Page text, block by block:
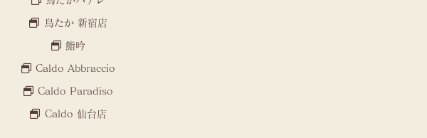
鳥たか 新宿店
鮨吟
Caldo Abbraccio
Caldo Paradiso
Caldo 仙台店